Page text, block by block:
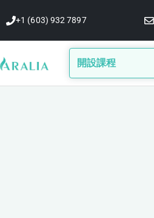
至
主
要
內
容
+1 (603) 932 7897
開設課程